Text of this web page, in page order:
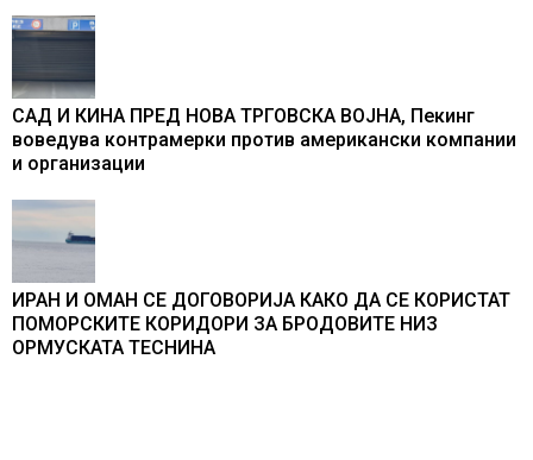
САД И КИНА ПРЕД НОВА ТРГОВСКА ВОЈНА, Пекинг
воведува контрамерки против американски компании
и организации
ИРАН И ОМАН СЕ ДОГОВОРИЈА КАКО ДА СЕ КОРИСТАТ
ПОМОРСКИТЕ КОРИДОРИ ЗА БРОДОВИТЕ НИЗ
ОРМУСКАТА ТЕСНИНА